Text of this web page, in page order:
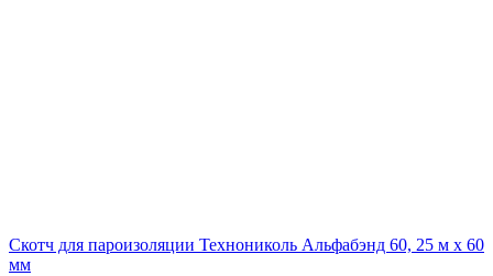
Скотч для пароизоляции Технониколь Альфабэнд 60, 25 м х 60
мм